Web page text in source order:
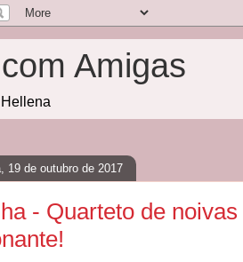
Amigas
19 de outubro de 2017
- Quarteto de